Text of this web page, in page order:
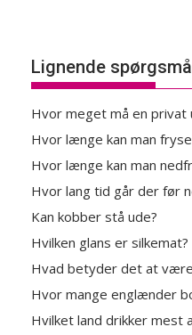
Lignende
Hvor meget må en
Hvor længe kan man
Hvor længe kan man
Hvor lang tid går der før
Kan kobber stå ude?
Hvilken glans er silkemat?
Hvad betyder det at
Hvor mange englænder
Hvilket land drikker mest